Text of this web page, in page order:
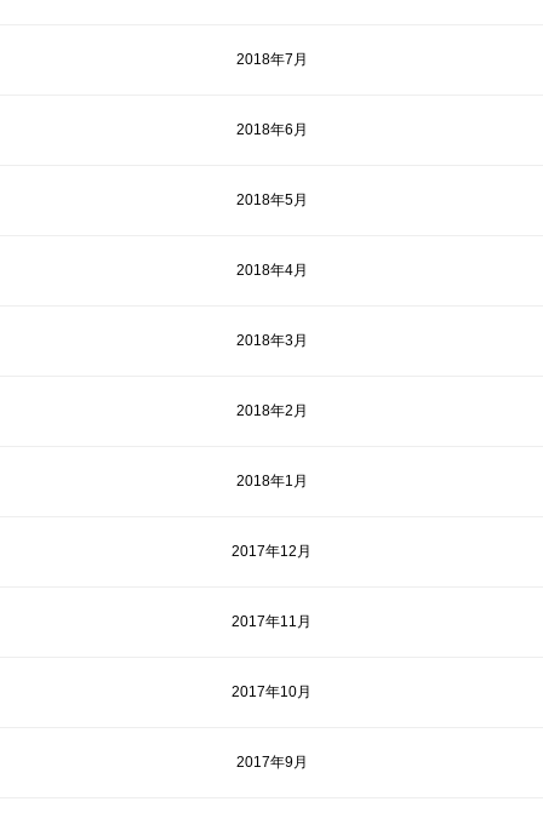
2018年7月
2018年6月
2018年5月
2018年4月
2018年3月
2018年2月
2018年1月
2017年12月
2017年11月
2017年10月
2017年9月